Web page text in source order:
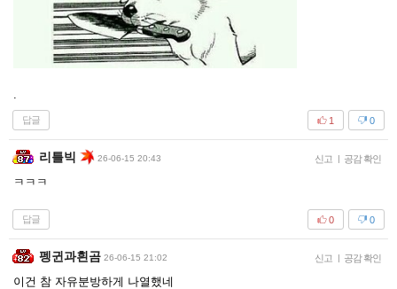
.
답글 0
1
리틀빅 26-06-15 20:43 신고 | 공감 확인
ㅋㅋㅋ
답글 0
0
펭귄과흰곰 26-06-15 21:02 신고 | 공감 확인
이건 참 자유분방하게 나열했네